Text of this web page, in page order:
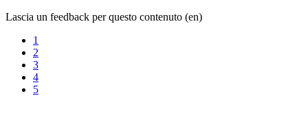
Lascia un feedback per questo contenuto (en)
1
2
3
4
5